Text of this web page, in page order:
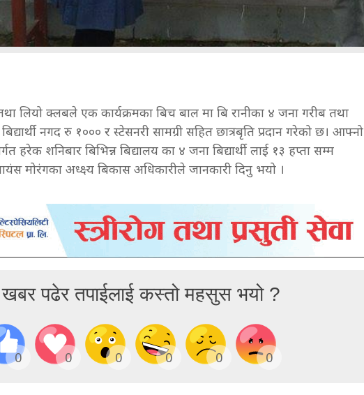
लियो क्लबले एक कार्यक्रमका बिच बाल मा बि रानीका ४ जना गरीब तथा
बिद्यार्थी नगद रु १००० र स्टेसनरी सामग्री सहित छात्रबृति प्रदान गरेको छ। आफ्नो
हरेक शनिबार बिभिन्न बिद्यालय का ४ जना बिद्यार्थी लाई १३ हप्ता सम्म
मोरंगका अध्क्ष्य बिकास अधिकारीले जानकारी दिनु भयो ।
खबर पढेर तपाईलाई कस्तो महसुस भयो ?
0 0 0 0 0 0